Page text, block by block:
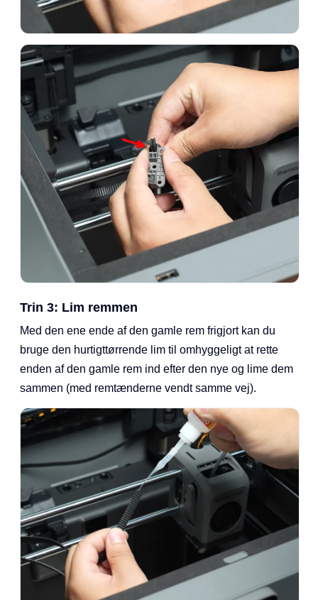
Trin 3: Lim remmen
Med den ene ende af den gamle rem frigjort kan du
bruge den hurtigttørrende lim til omhyggeligt at rette
enden af den gamle rem ind efter den nye og lime dem
sammen (med remtænderne vendt samme vej).